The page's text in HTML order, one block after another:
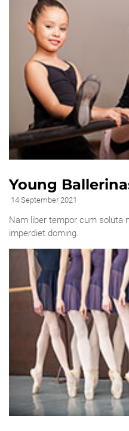
Young
14 September 2021
Nam liber tempor cum soluta
imperdiet doming.